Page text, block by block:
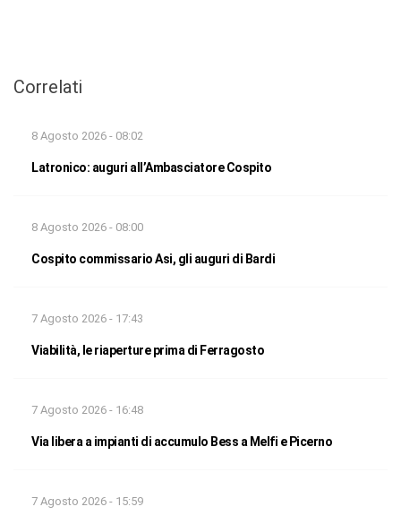
Correlati
8 Agosto 2026 - 08:02
Latronico: auguri all’Ambasciatore Cospito
8 Agosto 2026 - 08:00
Cospito commissario Asi, gli auguri di Bardi
7 Agosto 2026 - 17:43
Viabilità, le riaperture prima di Ferragosto
7 Agosto 2026 - 16:48
Via libera a impianti di accumulo Bess a Melfi e Picerno
7 Agosto 2026 - 15:59